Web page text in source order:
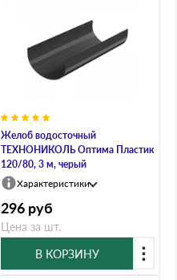
Желоб водосточный
ТЕХНОНИКОЛЬ Оптима Пластик
120/80, 3 м, черый
Характеристики
296 руб
Цена за шт.
В КОРЗИНУ